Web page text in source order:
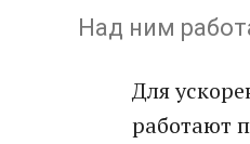
Над ним
Для
работают